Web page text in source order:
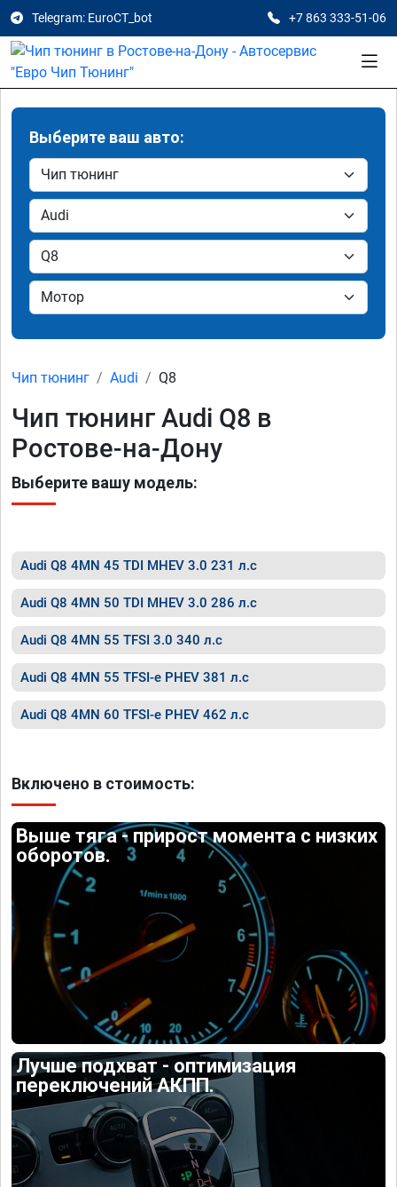
Telegram: EuroCT_bot +7 863 333-51-06
Выберите ваш авто:
Чип тюнинг Audi Q8
Чип тюнинг Audi Q8 в
Ростове-на-Дону
Выберите вашу модель:
Audi Q8 4MN 45 TDI MHEV 3.0 231 л.с
Audi Q8 4MN 50 TDI MHEV 3.0 286 л.с
Audi Q8 4MN 55 TFSI 3.0 340 л.с
Audi Q8 4MN 55 TFSI-e PHEV 381 л.с
Audi Q8 4MN 60 TFSI-e PHEV 462 л.с
Включено в стоимость:
Выше тяга - прирост момента с низких
оборотов.
Лучше подхват - оптимизация
переключений АКПП.